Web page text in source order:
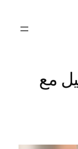
مع